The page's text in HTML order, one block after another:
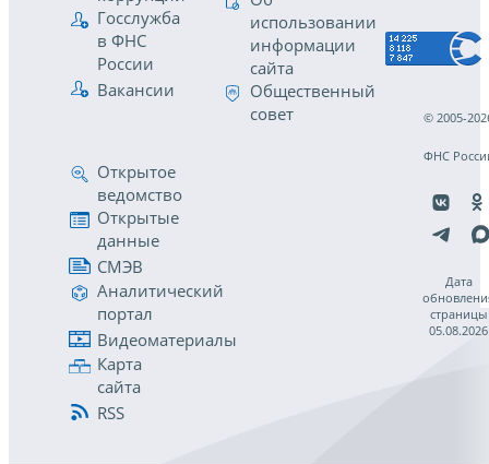
Госслужба
в ФНС
России
Вакансии
использовании
информации
сайта
Общественный
совет
Открытое
ведомство
Открытые
данные
СМЭВ
Аналитический
портал
Видеоматериалы
Карта
сайта
RSS
© 2005-
ФНС
Дата
страницы
05.08.2026